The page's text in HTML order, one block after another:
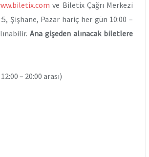
ve Biletix Çağrı Merkezi
Şişhane, Pazar hariç her gün 10:00 –
Ana gişeden alınacak biletlere
– 20:00 arası)